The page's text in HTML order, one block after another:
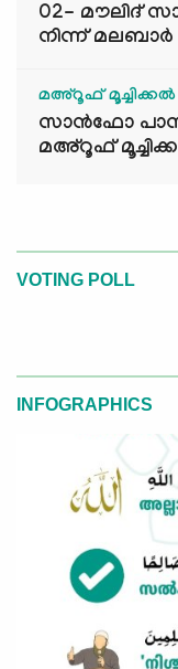
02- മൗലിദ്
നിന്ന് മലബാർ
മഅ്റൂഫ് മൂച്ചിക്കല്‍
സാൻഫോ
മഅ്റൂഫ്
VOTING POLL
INFOGRAPHICS